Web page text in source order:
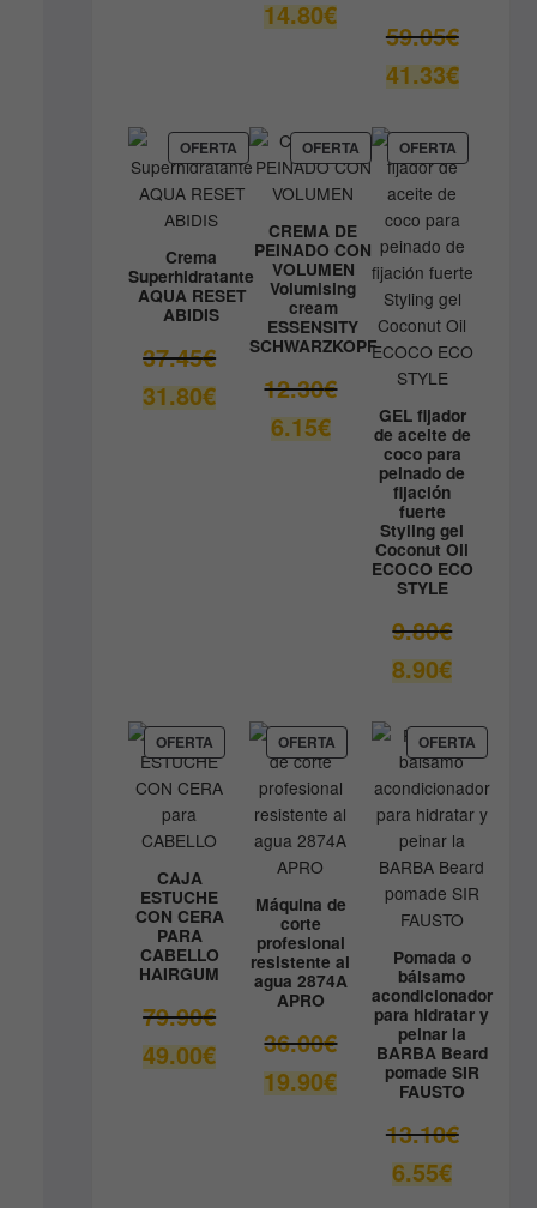
original
37.00€.
14.80€El
precio
59.05€El
original
59.05€.
41.33€El
precio
OFERTAPRODUCTO
EN
OFERTA
Crema
Superhidratante
AQUA RESET
ABIDIS
37.45€El
original
31.80€El
precio
OFERTA PRODUCTO
EN
OFERTA
CREMA DE
PEINADO CON
VOLUMEN
Volumising
cream
ESSENSITY
SCHWARZKOPF
12.30€El
precio
original
12.30€.
6.15€El
precio
OFERTAPRODUCTO
EN
OFERTA
GEL fijador
de aceite de
coco para
peinado de
fijación
fuerte
Styling gel
Coconut Oil
ECOCO ECO
STYLE
9.80€El
original
9.80€.
8.90€El
precio
es:
8.90€.
OFERTA PRODUCTO
EN
OFERTA
CAJA
ESTUCHE
CON CERA
PARA
CABELLO
HAIRGUM
79.90€El
original
49.00€El
precio
OFERTAPRODUCTO
EN
OFERTA
Máquina de
corte
profesional
resistente al
agua 2874A
APRO
36.00€El
precio
original
36.00€.
19.90€El
precio
19.90€.
OFERTA
EN
OFERTA
Pomada o
bálsamo
acondicionador
para hidratar y
peinar la
BARBA Beard
pomade SIR
FAUSTO
13.10€El
6.55€El
precio